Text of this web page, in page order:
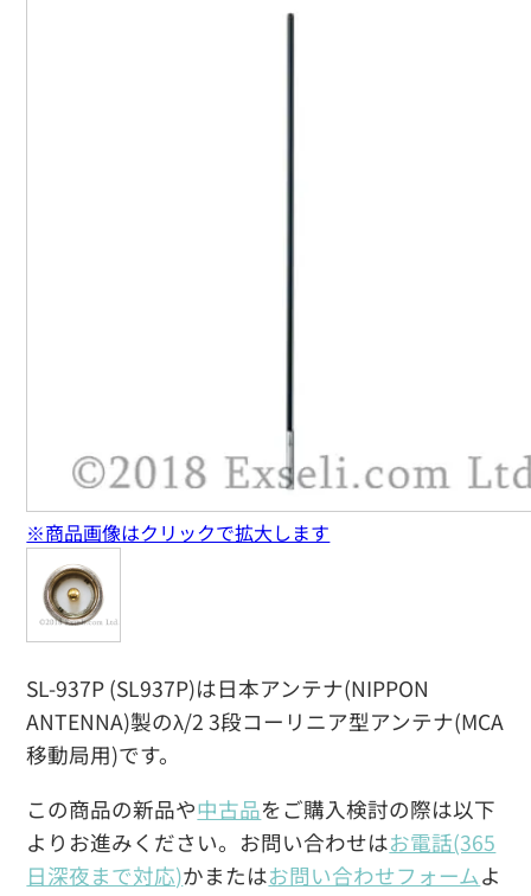
SL-937P (SL937P)は日本アンテナ(NIPPON
ANTENNA)製のλ/2 3段コーリニア型アンテナ(MCA
移動局用)です。
この商品の新品や中古品をご購入検討の際は以下
よりお進みください。お問い合わせはお電話(365
日深夜まで対応)かまたはお問い合わせフォームよ
※商品画像はクリックで拡大します